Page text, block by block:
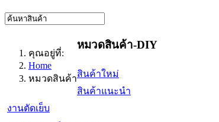
คุณอยู่ที่:
Home
หมวดสินค้า
หมวดสินค้า-DIY
สินค้าใหม่
สินค้าแนะนำ
งานตัดเย็บ